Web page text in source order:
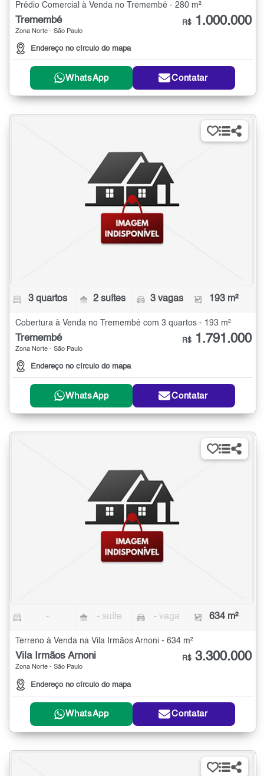
Prédio Comercial à Venda no Tremembé - 280 m²
Tremembé
Zona Norte - São Paulo
Endereço no círculo do mapa
R$ 1.000.000
WhatsApp Contatar
3 quartos 2 suítes 3 vagas 193 m²
Cobertura à Venda no Tremembé com 3 quartos - 193 m²
Tremembé
Zona Norte - São Paulo
Endereço no círculo do mapa
R$ 1.791.000
WhatsApp Contatar
- - suíte - vaga 634 m²
Terreno à Venda na Vila Irmãos Arnoni - 634 m²
Vila Irmãos Arnoni
Zona Norte - São Paulo
Endereço no círculo do mapa
R$ 3.300.000
WhatsApp Contatar